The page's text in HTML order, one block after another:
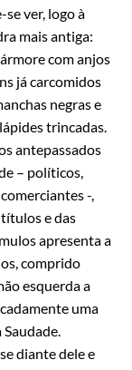
ver, logo à
mais antiga:
com anjos
já carcomidos
negras e
trincadas.
antepassados
– políticos,
-,
e das
apresenta a
comprido
esquerda a
uma
diante dele e